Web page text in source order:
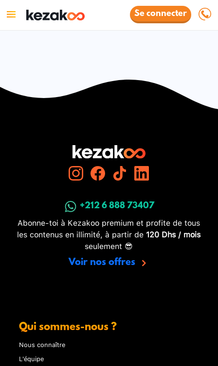
Se connecter
+212 6 888 73407
Abonne-toi à Kezakoo premium et profite de tous
les contenus en illimité, à partir de 120 Dhs / mois
seulement 😎
Voir nos offres
Qui sommes-nous ?
Nous connaître
L'équipe